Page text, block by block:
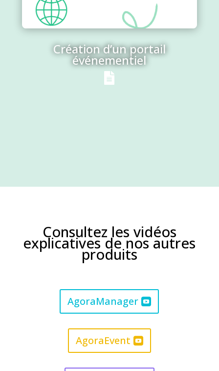
Création d’un portail
événementiel

Consultez les vidéos
explicatives de nos autres
produits
AgoraManager
AgoraEvent